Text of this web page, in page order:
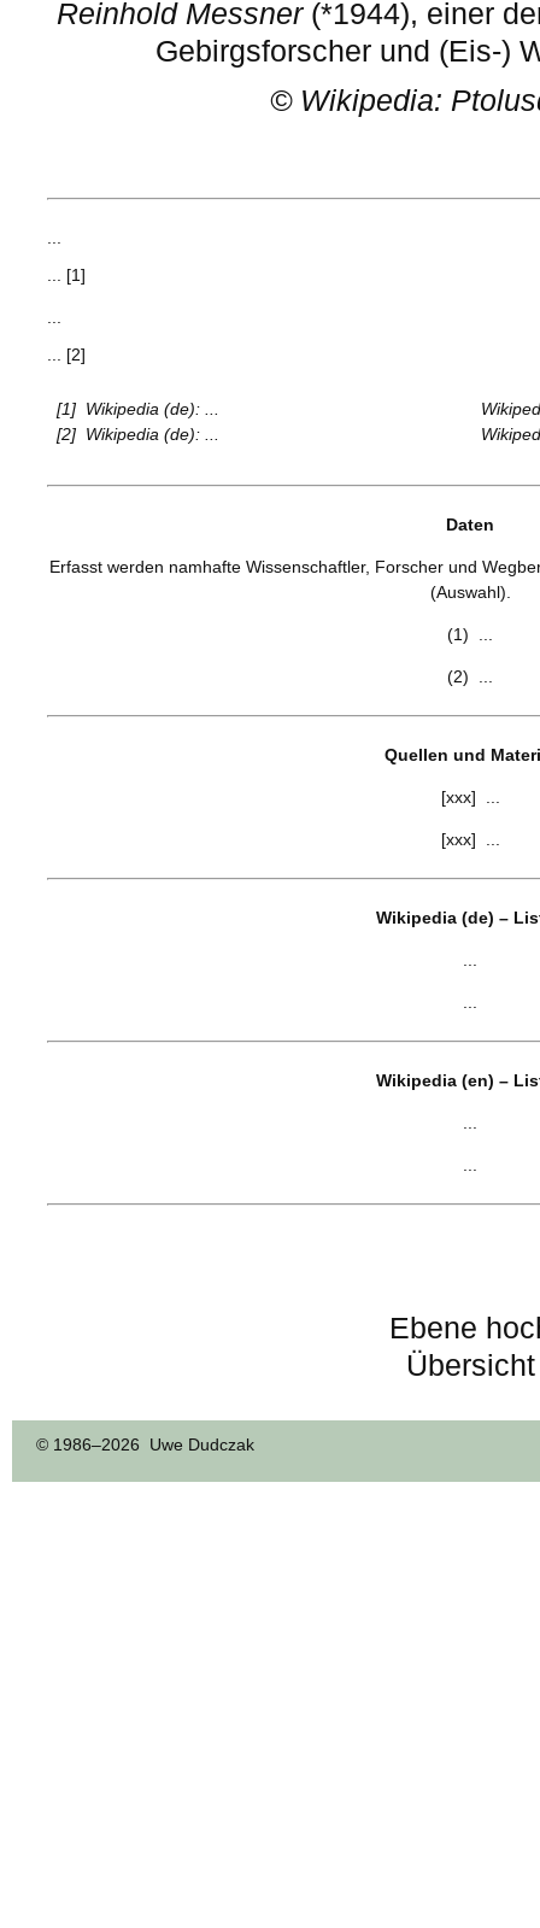
Reinhold Messner(*1944), einer
Gebirgsforscher und (Eis-)
© Wikipedia:
... [1]
... [2]
[1] Wikipedia (de): ...
[2] Wikipedia (de): ...
Daten
Erfasst werden namhafte Wissenschaftler, Forscher und
(Auswahl).
(1) ...
(2) ...
Quellen und
[xxx] ...
[xxx] ...
Wikipedia (de) –
Wikipedia (en) –
Ebene
Übersicht
© 1986–2026 Uwe Dudczak